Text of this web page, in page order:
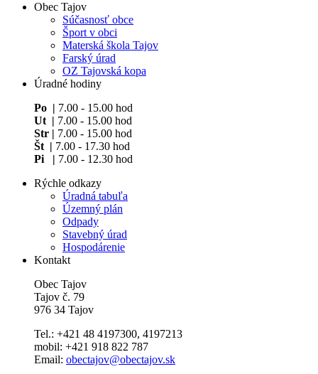
Obec Tajov
Súčasnosť obce
Šport v obci
Materská škola Tajov
Farský úrad
OZ Tajovská kopa
Úradné hodiny
Po | 7.00 - 15.00 hod
Ut | 7.00 - 15.00 hod
Str | 7.00 - 15.00 hod
Št | 7.00 - 17.30 hod
Pi | 7.00 - 12.30 hod
Rýchle odkazy
Úradná tabuľa
Územný plán
Odpady
Stavebný úrad
Hospodárenie
Kontakt
Obec Tajov
Tajov č. 79
976 34 Tajov
Tel.: +421 48 4197300, 4197213
mobil: +421 918 822 787
Email: obectajov@obectajov.sk